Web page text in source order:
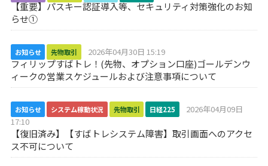
【重要】パスキー認証導入等、セキュリティ対策強化のお知
らせ①
お知らせ 先物取引 2026年04月30日 15:19
フィリップすばトレ！(先物、オプション口座)ゴールデンウ
ィークの営業スケジュールおよび注意事項について
お知らせ システム稼動状況 先物取引 日経225
2026年04月09日
17:10
【復旧済み】【すばトレシステム障害】取引画面へのアクセ
ス不可について